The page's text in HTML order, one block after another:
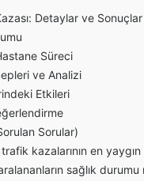
Detaylar ve Sonuçlar
Süreci
ve Analizi
Etkileri
Sorular)
kazalarının en yaygın
sağlık durumu nasıl